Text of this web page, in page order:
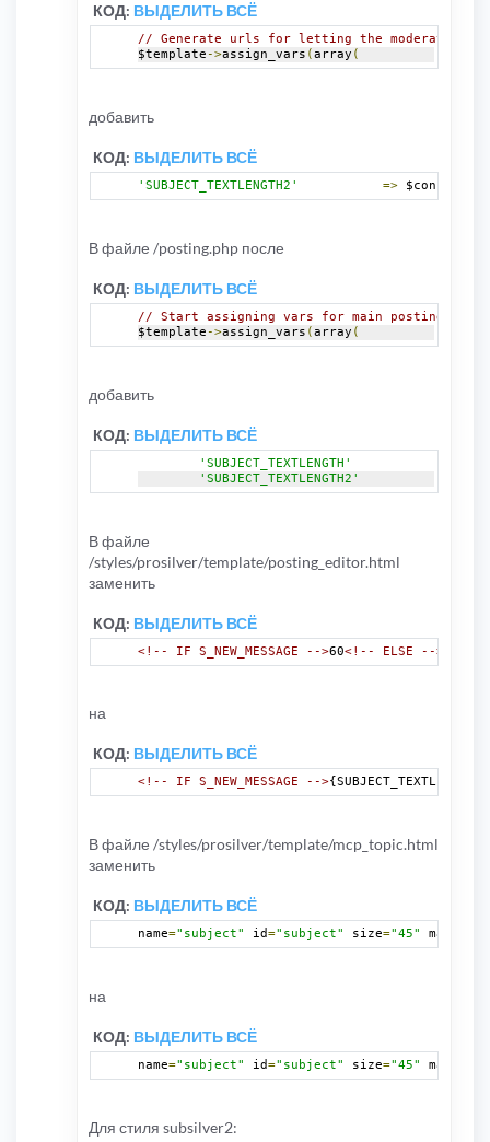
КОД: ВЫДЕЛИТЬ ВСЁ
// Generate urls for letting the moderation
$template ->assign_vars ( array (
добавить
КОД: ВЫДЕЛИТЬ ВСЁ
'SUBJECT_TEXTLENGTH2' => $config
В файле /posting.php после
КОД: ВЫДЕЛИТЬ ВСЁ
// Start assigning vars for main posting
$template ->assign_vars (array (
добавить
КОД: ВЫДЕЛИТЬ ВСЁ
'SUBJECT_TEXTLENGTH'
'SUBJECT_TEXTLENGTH2'
В файле
/styles/prosilver/template/posting_editor.html
заменить
КОД: ВЫДЕЛИТЬ ВСЁ
<!-- IF S_NEW_MESSAGE -->60<!-- ELSE -->
на
КОД: ВЫДЕЛИТЬ ВСЁ
<!-- IF S_NEW_MESSAGE -->{SUBJECT_TEXTLENGTH}
В файле /styles/prosilver/template/mcp_topic.html
заменить
КОД: ВЫДЕЛИТЬ ВСЁ
name="subject" id="subject" size="45"
на
КОД: ВЫДЕЛИТЬ ВСЁ
name="subject" id="subject" size="45"
Для стиля subsilver2: